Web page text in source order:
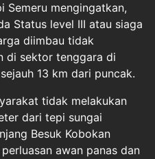
Semeru mengingatkan,
Status level III atau siaga
diimbau tidak
di sektor tenggara di
13 km dari puncak.
tidak melakukan
dari tepi sungai
Besuk Kobokan
awan panas dan